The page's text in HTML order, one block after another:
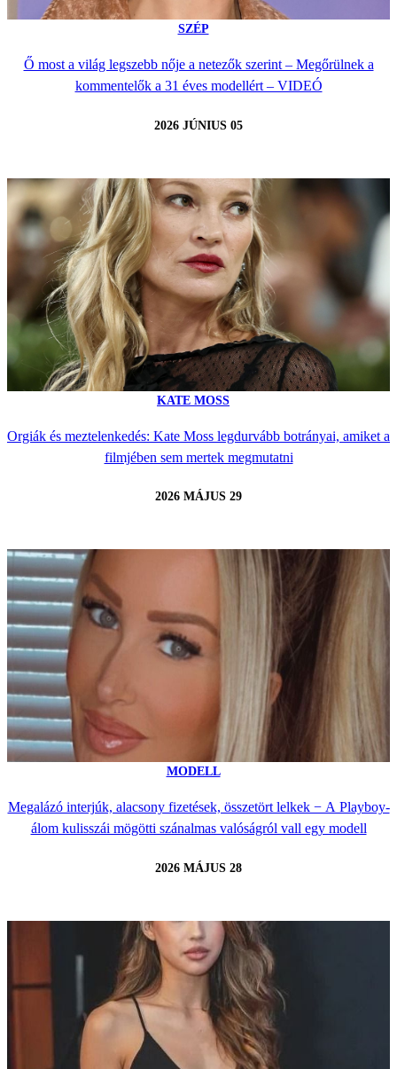
SZÉP
Ő most a világ legszebb nője a netezők szerint – Megőrülnek a
kommentelők a 31 éves modellért – VIDEÓ
2026 JÚNIUS 05
KATE MOSS
Orgiák és meztelenkedés: Kate Moss legdurvább botrányai, amiket a
filmjében sem mertek megmutatni
2026 MÁJUS 29
MODELL
Megalázó interjúk, alacsony fizetések, összetört lelkek − A Playboy-
álom kulisszái mögötti szánalmas valóságról vall egy modell
2026 MÁJUS 28